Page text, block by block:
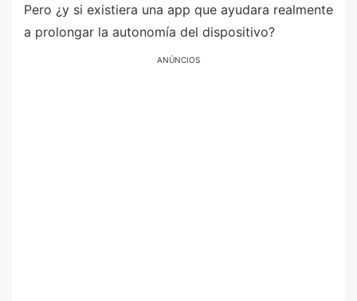
Pero ¿y si existiera una app que ayudara realmente
a prolongar la autonomía del dispositivo?
ANÚNCIOS